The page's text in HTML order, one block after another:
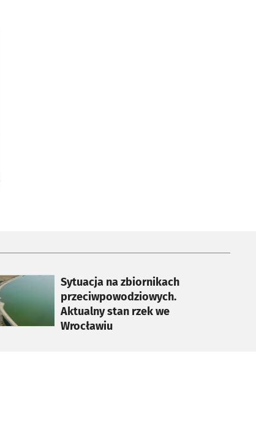
Sytuacja na zbiornikach
przeciwpowodziowych.
Aktualny stan rzek we
Wrocławiu
się w nowej karcie